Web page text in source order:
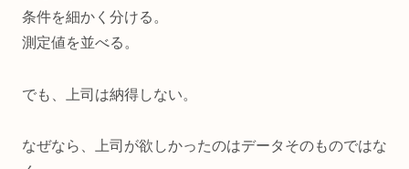
条件を細かく分ける。
測定値を並べる。
でも、上司は納得しない。
なぜなら、上司が欲しかったのはデータそのものではな